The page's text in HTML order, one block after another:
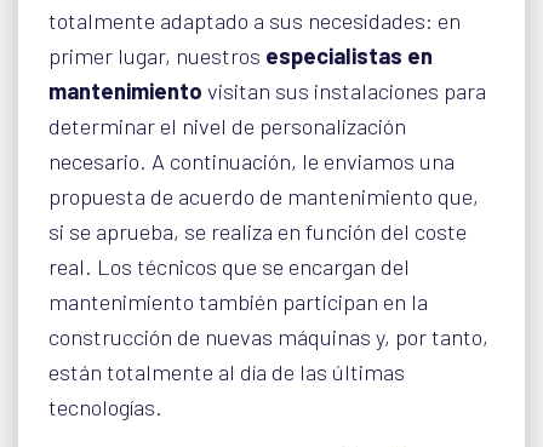
totalmente adaptado a sus necesidades: en
primer lugar, nuestros especialistas en
mantenimiento visitan sus instalaciones para
determinar el nivel de personalización
necesario. A continuación, le enviamos una
propuesta de acuerdo de mantenimiento que,
si se aprueba, se realiza en función del coste
real. Los técnicos que se encargan del
mantenimiento también participan en la
construcción de nuevas máquinas y, por tanto,
están totalmente al día de las últimas
tecnologías.